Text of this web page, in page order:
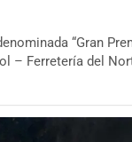
“Gran
– Ferretería del